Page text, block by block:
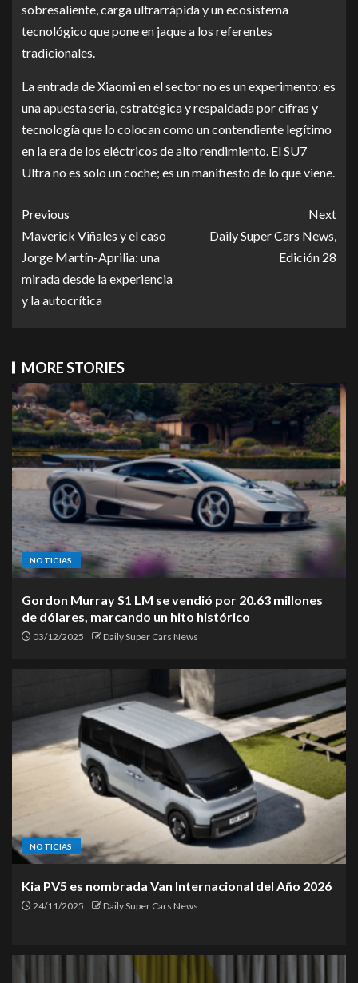
sobresaliente, carga ultrarrápida y un ecosistema
tecnológico que pone en jaque a los referentes
tradicionales.
La entrada de Xiaomi en el sector no es un experimento: es
una apuesta seria, estratégica y respaldada por cifras y
tecnología que lo colocan como un contendiente legítimo
en la era de los eléctricos de alto rendimiento. El SU7
Ultra no es solo un coche; es un manifiesto de lo que viene.
Previous
Maverick Viñales y el caso
Jorge Martín-Aprilia: una
mirada desde la experiencia
y la autocrítica
Next
Daily Super Cars News,
Edición 28
MORE STORIES
NOTICIAS
Gordon Murray S1 LM se vendió por 20.63 millones
de dólares, marcando un hito histórico
03/12/2025 Daily Super Cars News
NOTICIAS
Kia PV5 es nombrada Van Internacional del Año 2026
24/11/2025 Daily Super Cars News